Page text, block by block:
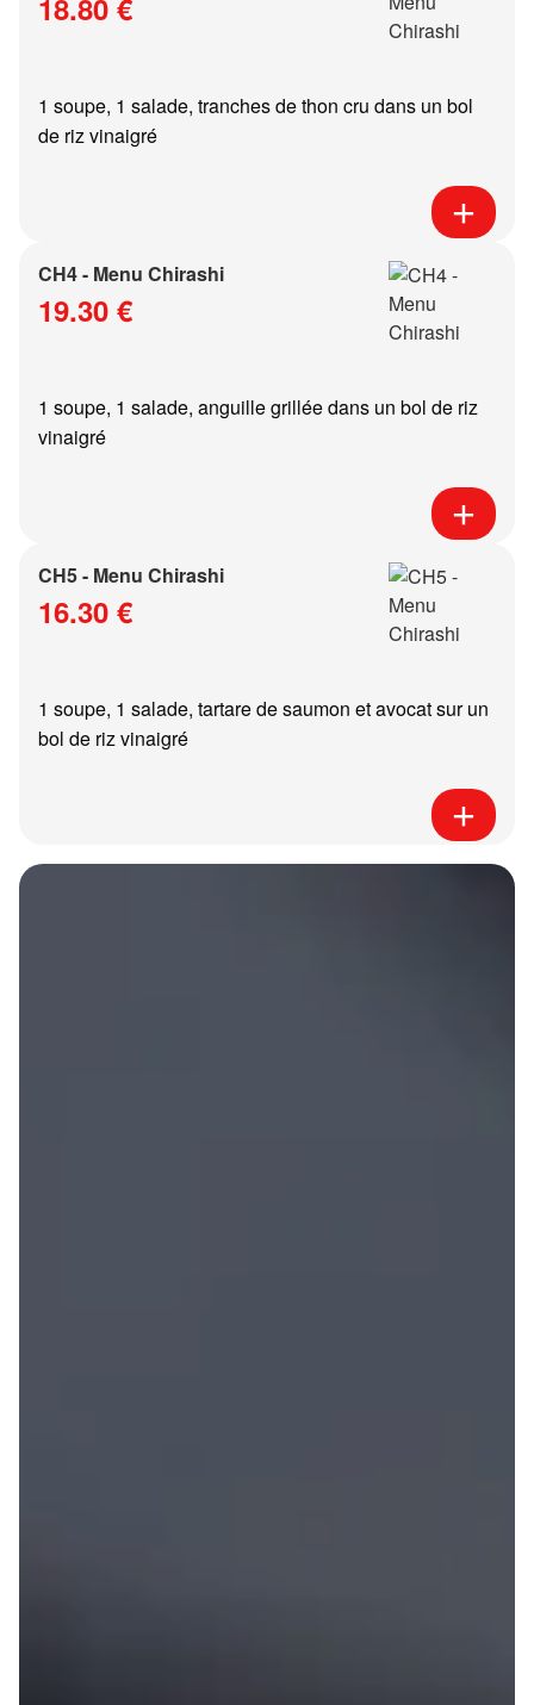
18.80 €
1 soupe, 1 salade, tranches de thon cru dans un bol
de riz vinaigré
CH4 - Menu Chirashi
19.30 €
1 soupe, 1 salade, anguille grillée dans un bol de riz
vinaigré
CH5 - Menu Chirashi
16.30 €
1 soupe, 1 salade, tartare de saumon et avocat sur un
bol de riz vinaigré